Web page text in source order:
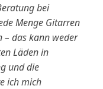
bei
Menge Gitarren
– das kann weder
Läden in
und die
ich mich